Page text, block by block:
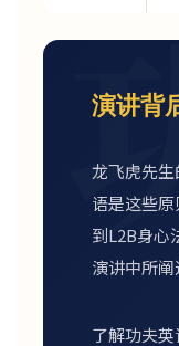
演讲背
龙飞虎先
语是这些
到L2B身心
演讲中所阐
了解功夫